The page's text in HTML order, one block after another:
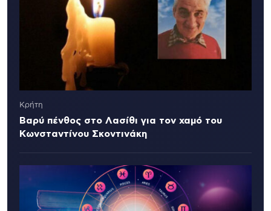
Κρήτη
Βαρύ πένθος στο Λασίθι για τον χαμό του
Κωνσταντίνου Σκοντινάκη